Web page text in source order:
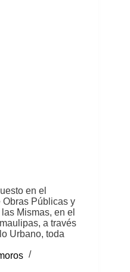
en el
Obras Públicas y
Mismas, en el
a través
Urbano, toda